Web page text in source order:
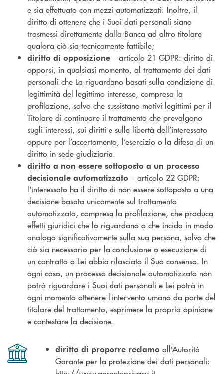
e sia effettuato con mezzi automatizzati. Inoltre, il
diritto di ottenere che i Suoi dati personali siano
trasmessi direttamente dalla Banca ad altro titolare
qualora ciò sia tecnicamente fattibile;
diritto di opposizione – articolo 21 GDPR: diritto di
opporsi, in qualsiasi momento, al trattamento dei dati
personali che La riguardano basati sulla condizione di
legittimità del legittimo interesse, compresa la
profilazione, salvo che sussistano motivi legittimi per il
Titolare di continuare il trattamento che prevalgono
sugli interessi, sui diritti e sulle libertà dell’interessato
oppure per l’accertamento, l’esercizio o la difesa di un
diritto in sede giudiziaria.
diritto a non essere sottoposto a un processo
decisionale automatizzato – articolo 22 GDPR:
l'interessato ha il diritto di non essere sottoposto a una
decisione basata unicamente sul trattamento
automatizzato, compresa la profilazione, che produca
effetti giuridici che lo riguardano o che incida in modo
analogo significativamente sulla sua persona, salvo che
ciò sia necessario per la conclusione o esecuzione di
un contratto o Lei abbia rilasciato il Suo consenso. In
ogni caso, un processo decisionale automatizzato non
potrà riguardare i Suoi dati personali e Lei potrà in
ogni momento ottenere l'intervento umano da parte del
titolare del trattamento, esprimere la propria opinione
e contestare la decisione.
diritto di proporre reclamo all’Autorità
Garante per la protezione dei dati personali: